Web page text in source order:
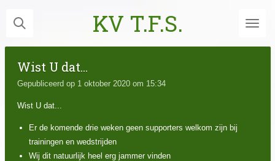
direct
hoofdinhoud
KV T.F.S.
Wist U dat...
Gepubliceerd op 1 oktober 2020 om 15:34
Wist U dat...
Er de komende drie weken geen supporters welkom zijn bij
trainingen en wedstrijden
Wij dit natuurlijk heel erg jammer vinden